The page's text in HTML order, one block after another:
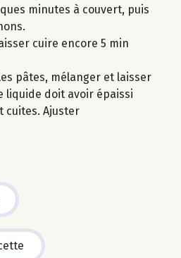
minutes à couvert, puis
cuire encore 5 min
pâtes, mélanger et laisser
liquide doit avoir épaissi
cuites. Ajuster